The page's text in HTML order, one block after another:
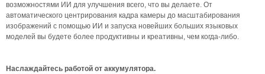
возможностями ИИ для улучшения всего, что вы делаете. От
автоматического центрирования кадра камеры до масштабирования
изображений с помощью ИИ и запуска новейших больших языковых
моделей вы будете более продуктивны и креативны, чем когда-либо.
Наслаждайтесь работой от аккумулятора.